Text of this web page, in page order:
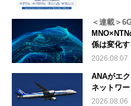
＜連載＞
係は変化す
2026.08.07
ANAがエ
ネットワ
2026.08.06